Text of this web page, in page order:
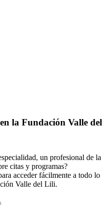
la Fundación Valle del
un profesional de la
citas y programas?
acceder fácilmente a todo lo
Valle del Lili.